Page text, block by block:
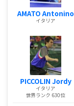
AMATO Antonino
イタリア
PICCOLIN Jordy
イタリア
世界ランク 630位